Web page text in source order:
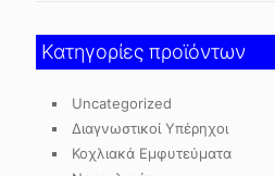
Κατηγορίες προϊόντων
Uncategorized
Διαγνωστικοί Υπέρηχοι
Κοχλιακά Εμφυτεύματα